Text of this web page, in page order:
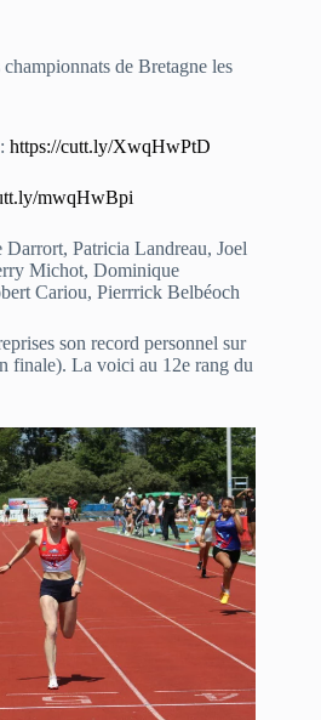
de Bretagne les
https://cutt.ly/XwqHwPtD
mwqHwBpi
Patricia Landreau, Joel
Michot, Dominique
Cariou, Pierrrick Belbéoch
son record personnel sur
finale). La voici au 12e rang du